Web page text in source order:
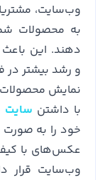
وب‌سایت،
به محصولات
دهند. این
و رشد بیشتر
نمایش
با داشتن سایت
خود را به
عکس‌های با
وب‌سایت قرار